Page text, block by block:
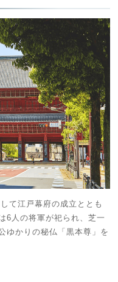
て江戸幕府の成立ととも
6人の将軍が祀られ、芝一
ゆかりの秘仏「黒本尊」を